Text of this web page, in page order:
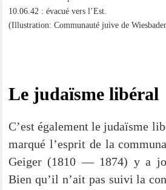
10.06.42 : éva­cué vers l’Est.
(Illus­tra­ti­on: Com­mun­au­té jui­ve de
Le judaïs­me libéral
C’est éga­le­ment le judaïs­me
mar­qué l’e­sprit de la
Gei­ger (1810 — 1874) y a
Bien qu’il n’ait pas sui­vi la